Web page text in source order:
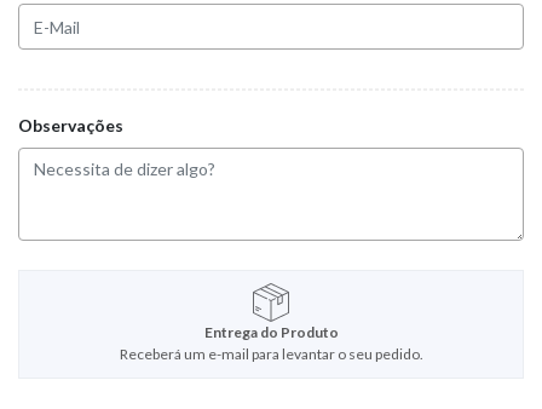
Observações
Entrega do Produto
Receberá um e-mail para levantar o seu pedido.